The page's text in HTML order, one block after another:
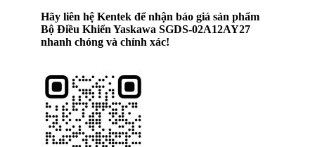
Hãy liên hệ Kentek để nhận báo giá sản phẩm
Bộ Điều Khiển Yaskawa SGDS-02A12AY27
nhanh chóng và chính xác!